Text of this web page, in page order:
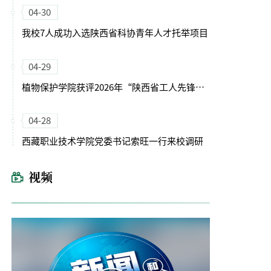
04-30
我校7人成功入选陕西省科协青年人才托举项目
04-29
植物保护学院获评2026年“陕西省工人先锋号”
04-28
西藏职业技术学院党委书记索旺一行来校调研
视频